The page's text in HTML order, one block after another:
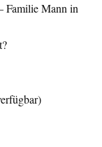
Familie Mann in